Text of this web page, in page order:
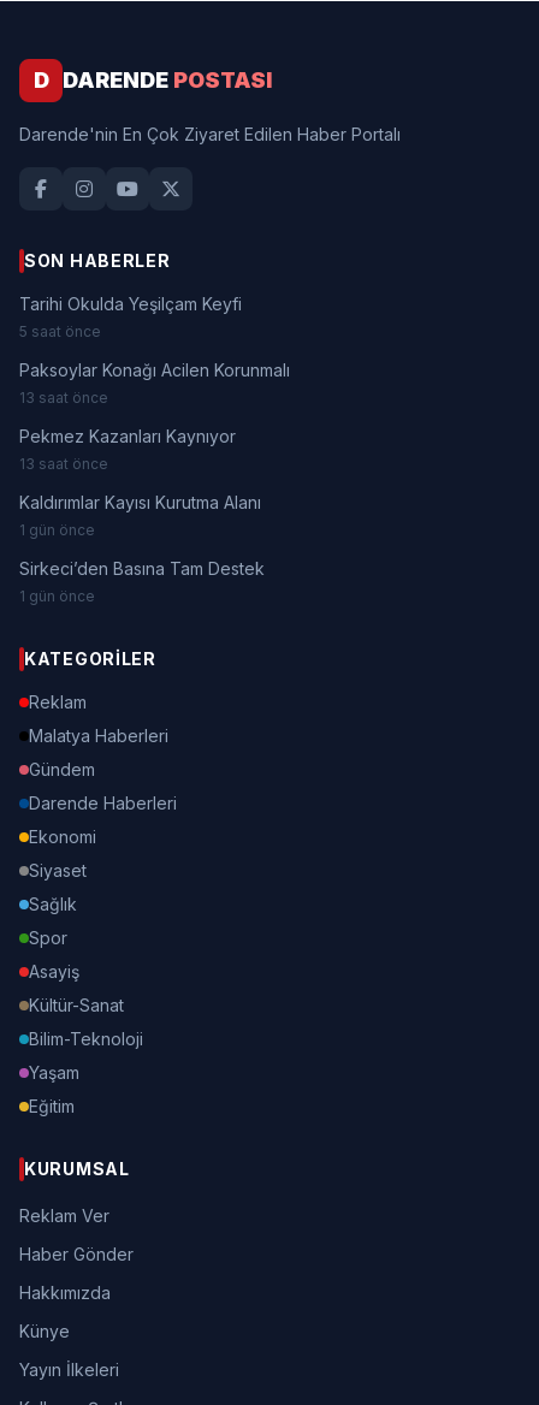
D DARENDE POSTASI
Darende'nin En Çok Ziyaret Edilen Haber Portalı
SON HABERLER
Tarihi Okulda Yeşilçam Keyfi
5 saat önce
Paksoylar Konağı Acilen Korunmalı
13 saat önce
Pekmez Kazanları Kaynıyor
13 saat önce
Kaldırımlar Kayısı Kurutma Alanı
1 gün önce
Sirkeci’den Basına Tam Destek
1 gün önce
KATEGORILER
Reklam
Malatya Haberleri
Gündem
Darende Haberleri
Ekonomi
Siyaset
Sağlık
Spor
Asayiş
Kültür-Sanat
Bilim-Teknoloji
Yaşam
Eğitim
KURUMSAL
Reklam Ver
Haber Gönder
Hakkımızda
Künye
Yayın İlkeleri